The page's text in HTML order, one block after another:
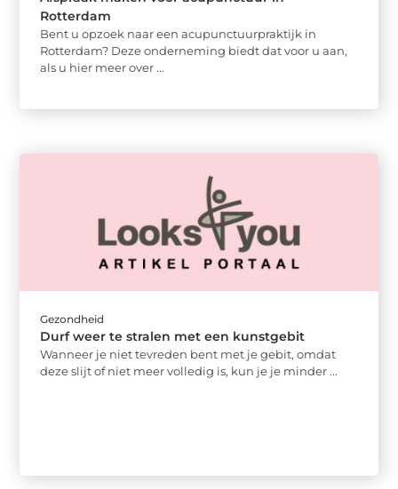
Rotterdam
Bent u opzoek naar een acupunctuurpraktijk in
Rotterdam? Deze onderneming biedt dat voor u aan,
als u hier meer over ...
Gezondheid
Durf weer te stralen met een kunstgebit
Wanneer je niet tevreden bent met je gebit, omdat
deze slijt of niet meer volledig is, kun je je minder ...